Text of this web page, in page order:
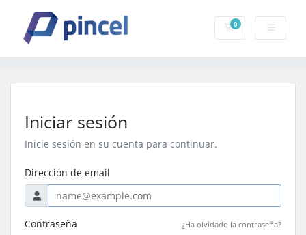
0Carrito
Iniciar sesión
Inicie sesión en su cuenta para continuar.
Dirección de email
Contraseña ¿Ha olvidado la contraseña?